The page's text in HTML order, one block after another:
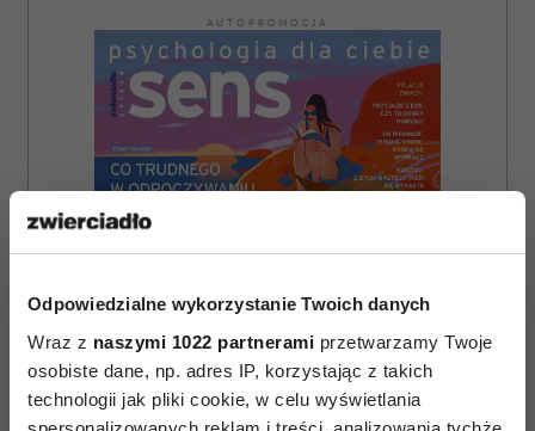
Odpowiedzialne wykorzystanie Twoich danych
Wraz z naszymi 1022 partnerami przetwarzamy Twoje
osobiste dane, np. adres IP, korzystając z takich
technologii jak pliki cookie, w celu wyświetlania
AUTOPROMOCJA